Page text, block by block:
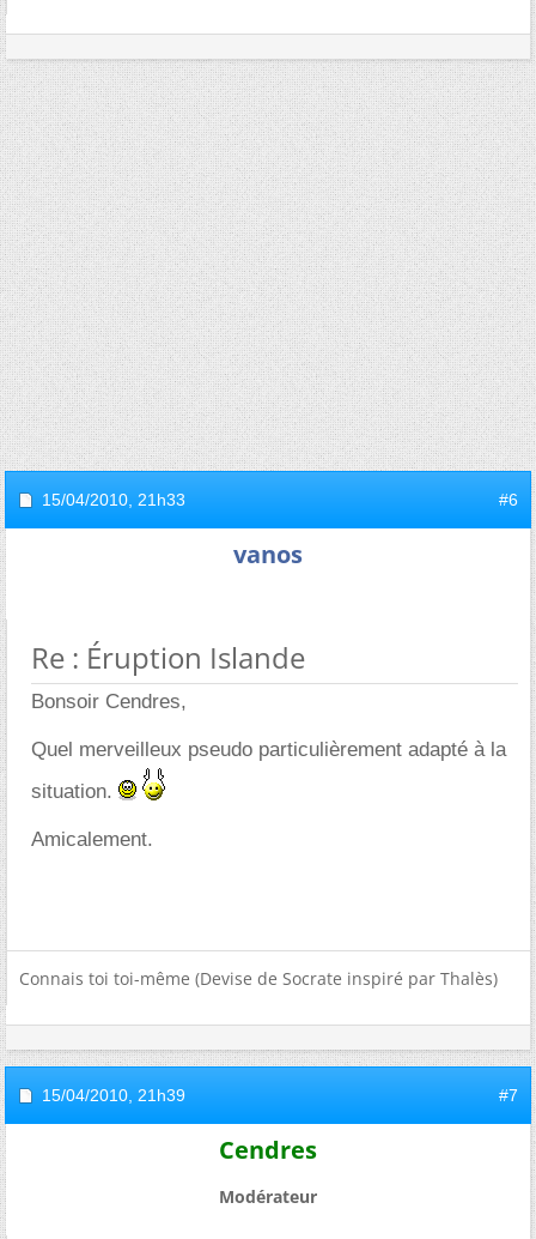
15/04/2010, 21h33 #6
vanos
Re : Éruption Islande
Bonsoir Cendres,
Quel merveilleux pseudo particulièrement adapté à la
situation.
Amicalement.
Connais toi toi-même (Devise de Socrate inspiré par Thalès)
15/04/2010, 21h39 #7
Cendres
Modérateur